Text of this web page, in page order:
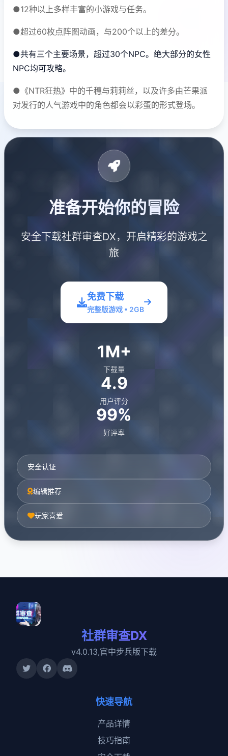
●12种以上多样丰富的小游戏与任务。
●超过60枚点阵图动画，与200个以上的差分。
●共有三个主要场景，超过30个NPC。绝大部分的女性
NPC均可攻略。
●《NTR狂热》中的千穗与莉莉丝，以及许多由芒果派
对发行的人气游戏中的角色都会以彩蛋的形式登场。
准备开始你的冒险
安全下载社群审查DX，开启精彩的游戏之
旅
免费下载
完整版游戏 • 2GB
1M+
下载量
4.9
用户评分
99%
好评率
安全认证
编辑推荐
玩家喜爱
社群审查DX
v4.0.13,官中步兵版下载
快速导航
产品详情
技巧指南